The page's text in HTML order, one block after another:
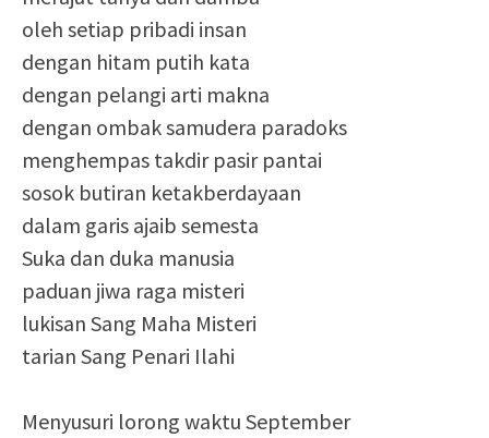
oleh setiap pribadi insan
dengan hitam putih kata
dengan pelangi arti makna
dengan ombak samudera paradoks
menghempas takdir pasir pantai
sosok butiran ketakberdayaan
dalam garis ajaib semesta
Suka dan duka manusia
paduan jiwa raga misteri
lukisan Sang Maha Misteri
tarian Sang Penari Ilahi
Menyusuri lorong waktu September